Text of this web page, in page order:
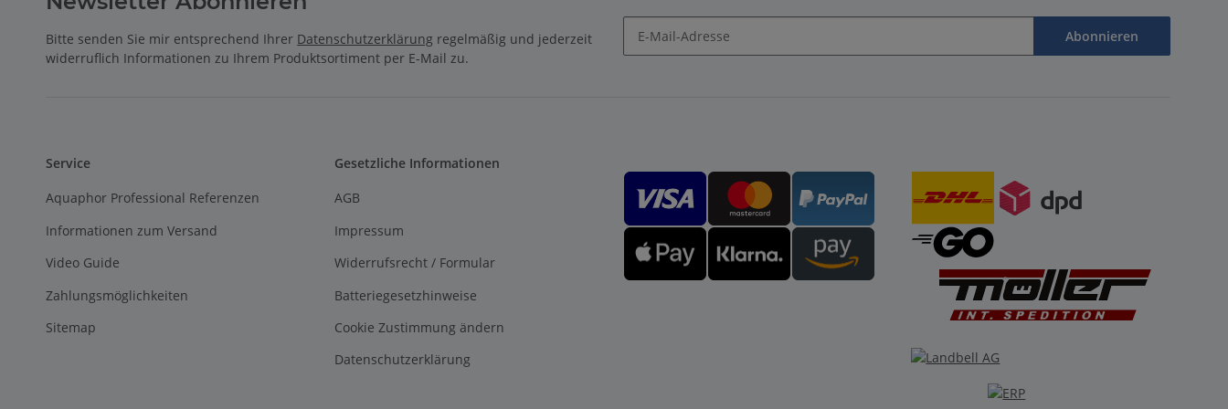
Bitte senden Sie mir entsprechend Ihrer Datenschutzerklärung regelmäßig und jederzeit
widerruflich Informationen zu Ihrem Produktsortiment per E-Mail zu.
Abonnieren
Service
Aquaphor Professional Referenzen
Informationen zum Versand
Video Guide
Zahlungsmöglichkeiten
Sitemap
Gesetzliche Informationen
AGB
Impressum
Widerrufsrecht / Formular
Batteriegesetzhinweise
Cookie Zustimmung ändern
Datenschutzerklärung